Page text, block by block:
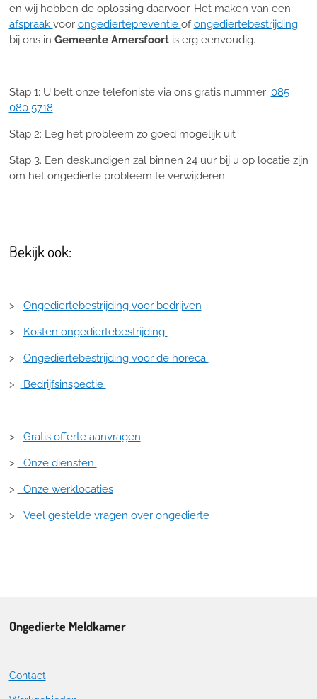
en wij hebben de oplossing daarvoor. Het maken van een
afspraak voor ongediertepreventie ofongediertebestrijding
bij ons in Gemeente Amersfoortis erg eenvoudig.
Stap 1: U belt onze telefoniste via ons gratis nummer: 085
080 5718
Stap 2: Leg het probleem zo goed mogelijk uit
Stap 3. Een deskundigen zal binnen 24 uur bij u op locatie zijn
om het ongedierte probleem te verwijderen
Bekijk ook:
> Ongediertebestrijding voor bedrijven
> Kosten ongediertebestrijding
> Ongediertebestrijding voor de horeca
> Bedrijfsinspectie
> Gratis offerte aanvragen
> Onze diensten
> Onze werklocaties
> Veel gestelde vragen over ongedierte
Ongedierte Meldkamer
Contact